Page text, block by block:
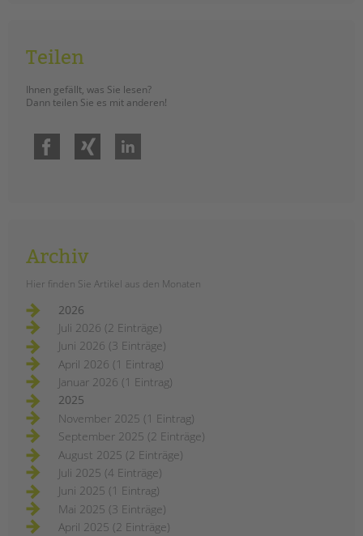
Stellenangebote
NEWS/BLOG
unkuerzbar
Briefe an Kai
KONTAKT
Datenschutz
Hinweisgebersystem
Intranet
Teilen
Ihnen gefällt, was Sie lesen?
Dann teilen Sie es mit anderen!
Facebook
Archiv
Hier finden Sie Artikel aus den Monaten
2026
Juli 2026 (2 Einträge)
Juni 2026 (3 Einträge)
April 2026 (1 Eintrag)
Januar 2026 (1 Eintrag)
2025
November 2025 (1 Eintrag)
September 2025 (2 Einträge)
August 2025 (2 Einträge)
Juli 2025 (4 Einträge)
Juni 2025 (1 Eintrag)
Mai 2025 (3 Einträge)
April 2025 (2 Einträge)